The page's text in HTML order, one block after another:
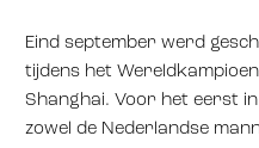
Eind september werd
tijdens het
Shanghai. Voor het eerst
zowel de Nederlandse